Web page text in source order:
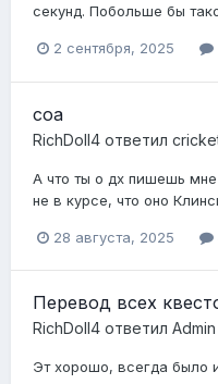
секунд. Побольше бы
2 сентября, 2025
соа
RichDoll4 ответил
А что ты о дх пишешь
не в курсе, что оно
28 августа, 2025
Перевод всех
RichDoll4 ответил Admin
Эт хорошо, всегда было